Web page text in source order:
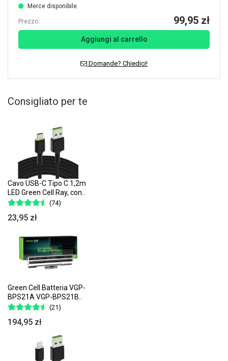
Merce disponibile.
Prezzo: 99,95 zł
Aggiungi al carrello
Domande? Chiedici!
Consigliato per te
Cavo USB-C Tipo C 1,2m
LED Green Cell Ray, con..
(74)
23,95 zł
Green Cell Batteria VGP-
BPS21A VGP-BPS21B..
(21)
194,95 zł